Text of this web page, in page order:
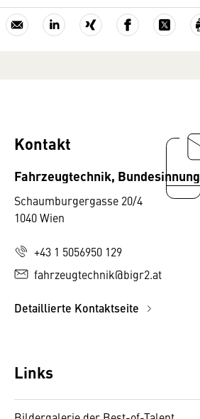
Kontakt
Fahrzeugtechnik, Bundesinnung
Schaumburgergasse 20/4
1040 Wien
+43 1 5056950 129
fahrzeugtechnik@bigr2.at
Detaillierte Kontaktseite
Links